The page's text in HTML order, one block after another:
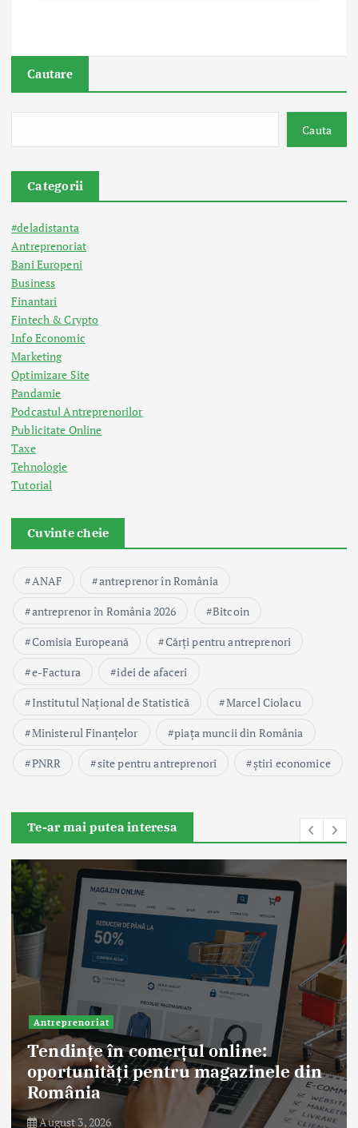
Cautare
Cauta
Categorii
#deladistanta
Antreprenoriat
Bani Europeni
Business
Finantari
Fintech & Crypto
Info Economic
Marketing
Optimizare Site
Pandamie
Podcastul Antreprenorilor
Publicitate Online
Taxe
Tehnologie
Tutorial
Cuvinte cheie
ANAF
antreprenor în România
antreprenor în România 2026
Bitcoin
Comisia Europeană
Cărți pentru antreprenori
e-Factura
idei de afaceri
Institutul Național de Statistică
Marcel Ciolacu
Ministerul Finanțelor
piața muncii din România
PNRR
site pentru antreprenori știri economice
Te-ar mai putea interesa
Antreprenoriat
Tendințe în comerțul online:
oportunități pentru magazinele din
România
August 3, 2026